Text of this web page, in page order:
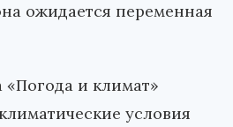
ожидается переменная
и климат»
условия